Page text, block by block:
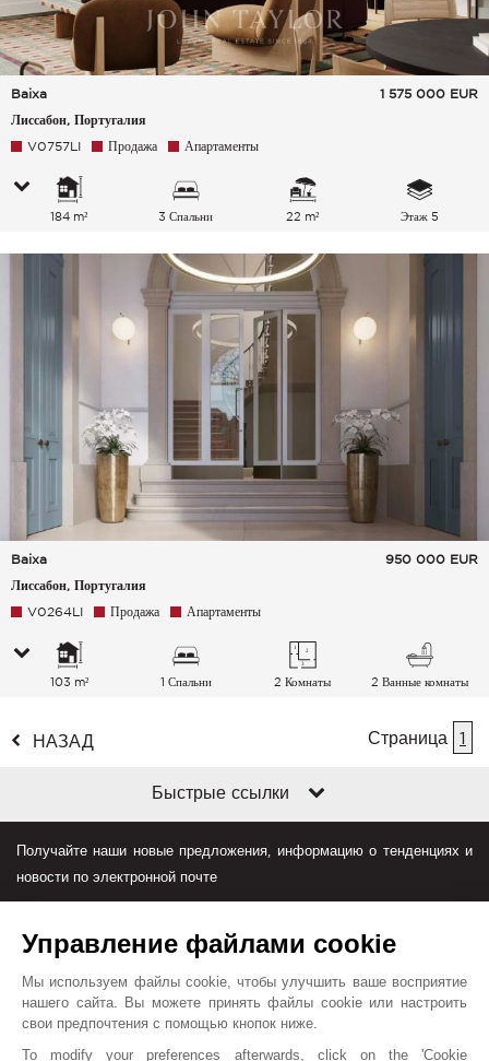
Baixa
Лиссабон, Португалия
1 575 000 EUR
V0757LI Продажа Апартаменты
184 m² 3 Спальни 22 m² Этаж 5
Baixa
Лиссабон, Португалия
950 000 EUR
V0264LI Продажа Апартаменты
103 m² 1 Спальни 2 Комнаты 2 Ванные комнаты
НАЗАД Страница 1
Быстрые ссылки
Получайте наши новые предложения, информацию о тенденциях и
новости по электронной почте
Управление файлами cookie
Мы используем файлы cookie, чтобы улучшить ваше восприятие
нашего сайта. Вы можете принять файлы cookie или настроить
свои предпочтения с помощью кнопок ниже.
To modify your preferences afterwards, click on the 'Cookie